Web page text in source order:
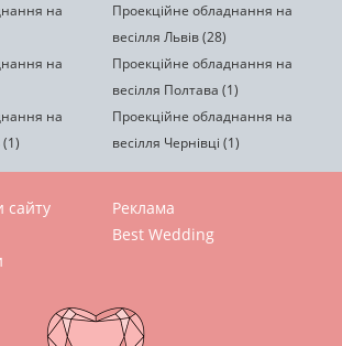
на
Проекційне обладнання на
весілля Львів (28)
на
Проекційне обладнання на
весілля Полтава (1)
на
(1)
Проекційне обладнання на
весілля Чернівці (1)
сайту
Реклама
Best Wedding